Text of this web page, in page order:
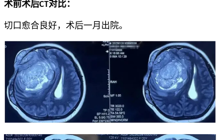
术前术后CT对比：
切口愈合良好，术后一月出院。